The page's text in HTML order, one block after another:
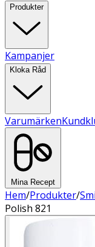
Produkter
Kampanjer
Kloka Råd
Varumärken
Mina Recept
Hem/Produkter/
Polish 821